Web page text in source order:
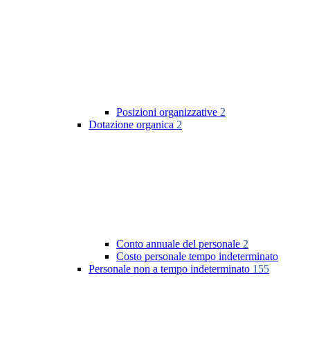
Posizioni organizzative 2
Dotazione organica 2
Conto annuale del personale 2
Costo personale tempo indeterminato
Personale non a tempo indeterminato 155